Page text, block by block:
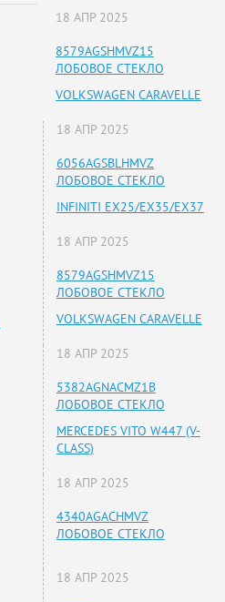
18 АПР 2025
8579AGSHMVZ15
ЛОБОВОЕ СТЕКЛО
VOLKSWAGEN CARAVELLE
18 АПР 2025
6056AGSBLHMVZ
ЛОБОВОЕ СТЕКЛО
INFINITI EX25/EX35/EX37
18 АПР 2025
8579AGSHMVZ15
ЛОБОВОЕ СТЕКЛО
VOLKSWAGEN CARAVELLE
18 АПР 2025
5382AGNACMZ1B
ЛОБОВОЕ СТЕКЛО
MERCEDES VITO W447 (V-
CLASS)
18 АПР 2025
4340AGACHMVZ
ЛОБОВОЕ СТЕКЛО
18 АПР 2025